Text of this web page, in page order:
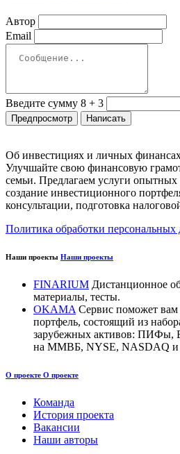
Автор
Email
Введите сумму 8 + 3
Об инвестициях и личных
Улучшайте свою финансовую
семьи. Предлагаем услуги
создание инвестиционного
консультации, подготовка
Политика обработки
Наши проекты Наши проекты
FINARIUM Дистанционное
материалы, тесты.
OKAMA Сервис поможет вам
портфель, состоящий из
зарубежных активов: ПИФы,
на ММВБ, NYSE, NASDAQ и
О проекте О проекте
Команда
История проекта
Вакансии
Наши авторы